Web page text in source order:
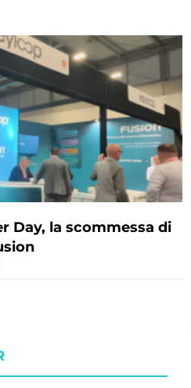
Day, la scommessa di